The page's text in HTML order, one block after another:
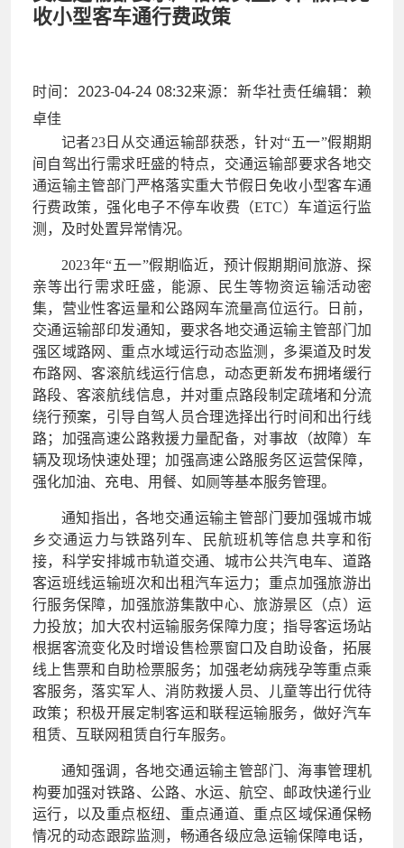
收小型客车通行费政策
时间：2023-04-24 08:32来源：新华社责任编辑：赖
卓佳
记者23日从交通运输部获悉，针对“五一”假期期
间自驾出行需求旺盛的特点，交通运输部要求各地交
通运输主管部门严格落实重大节假日免收小型客车通
行费政策，强化电子不停车收费（ETC）车道运行监
测，及时处置异常情况。
2023年“五一”假期临近，预计假期期间旅游、探
亲等出行需求旺盛，能源、民生等物资运输活动密
集，营业性客运量和公路网车流量高位运行。日前，
交通运输部印发通知，要求各地交通运输主管部门加
强区域路网、重点水域运行动态监测，多渠道及时发
布路网、客滚航线运行信息，动态更新发布拥堵缓行
路段、客滚航线信息，并对重点路段制定疏堵和分流
绕行预案，引导自驾人员合理选择出行时间和出行线
路；加强高速公路救援力量配备，对事故（故障）车
辆及现场快速处理；加强高速公路服务区运营保障，
强化加油、充电、用餐、如厕等基本服务管理。
通知指出，各地交通运输主管部门要加强城市城
乡交通运力与铁路列车、民航班机等信息共享和衔
接，科学安排城市轨道交通、城市公共汽电车、道路
客运班线运输班次和出租汽车运力；重点加强旅游出
行服务保障，加强旅游集散中心、旅游景区（点）运
力投放；加大农村运输服务保障力度；指导客运场站
根据客流变化及时增设售检票窗口及自助设备，拓展
线上售票和自助检票服务；加强老幼病残孕等重点乘
客服务，落实军人、消防救援人员、儿童等出行优待
政策；积极开展定制客运和联程运输服务，做好汽车
租赁、互联网租赁自行车服务。
通知强调，各地交通运输主管部门、海事管理机
构要加强对铁路、公路、水运、航空、邮政快递行业
运行，以及重点枢纽、重点通道、重点区域保通保畅
情况的动态跟踪监测，畅通各级应急运输保障电话，